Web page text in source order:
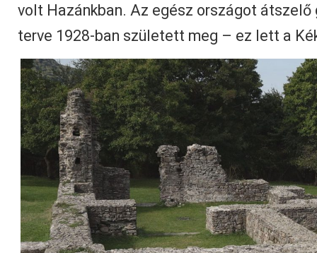
volt Hazánkban. Az egész országot
terve 1928-ban született meg – ez lett a